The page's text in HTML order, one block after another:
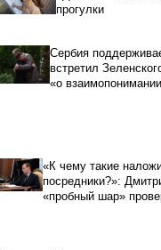
прогулки
Сербия
встретил
«о
«К чему такие
посредники?»:
«пробный шар»